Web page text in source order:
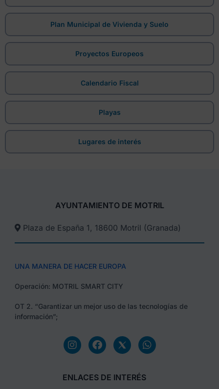
Plan Municipal de Vivienda y Suelo
Proyectos Europeos
Calendario Fiscal
Playas
Lugares de interés
AYUNTAMIENTO DE MOTRIL
Plaza de España 1, 18600 Motril (Granada)​
UNA MANERA DE HACER EUROPA
Operación: MOTRIL SMART CITY
OT 2. “Garantizar un mejor uso de las tecnologías de
información”;
ENLACES DE INTERÉS